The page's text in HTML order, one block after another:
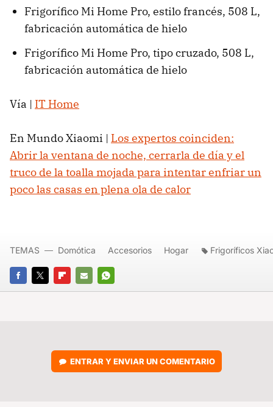
Frigorífico Mi Home Pro, estilo francés, 508 L,
fabricación automática de hielo
Frigorífico Mi Home Pro, tipo cruzado, 508 L,
fabricación automática de hielo
Vía | IT Home
En Mundo Xiaomi | Los expertos coinciden:
Abrir la ventana de noche, cerrarla de día y el
truco de la toalla mojada para intentar enfriar un
poco las casas en plena ola de calor
FACEBOOK
TWITTERFLIPBOARD
E-
WHATSAPP
TEMAS Domótica Accesorios Hogar Frigoríficos
ENTRAR Y ENVIAR UN COMENTARIO